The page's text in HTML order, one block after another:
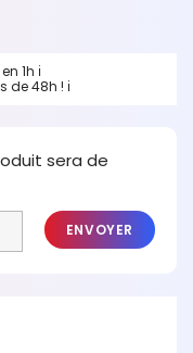
1h ℹ
de 48h ! ℹ
sera de
ENVOYER